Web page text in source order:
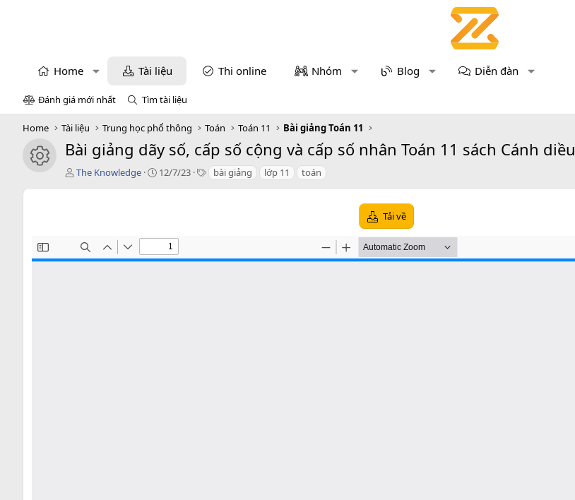
Home Tài liệu Thi online Nhóm Blog Diễn đàn
Đánh giá mới nhất Tìm tài liệu
Home Tài liệu Trung học phổ thông Toán Toán 11 Bài giảng Toán 11
icon tài liệu
Bài giảng dãy số, cấp số cộng và cấp số nhân Toán 11 sách Cánh diều
T
The Knowledge
C
n
12/7/23
T bài giảng lớp 11 toán
Tải về